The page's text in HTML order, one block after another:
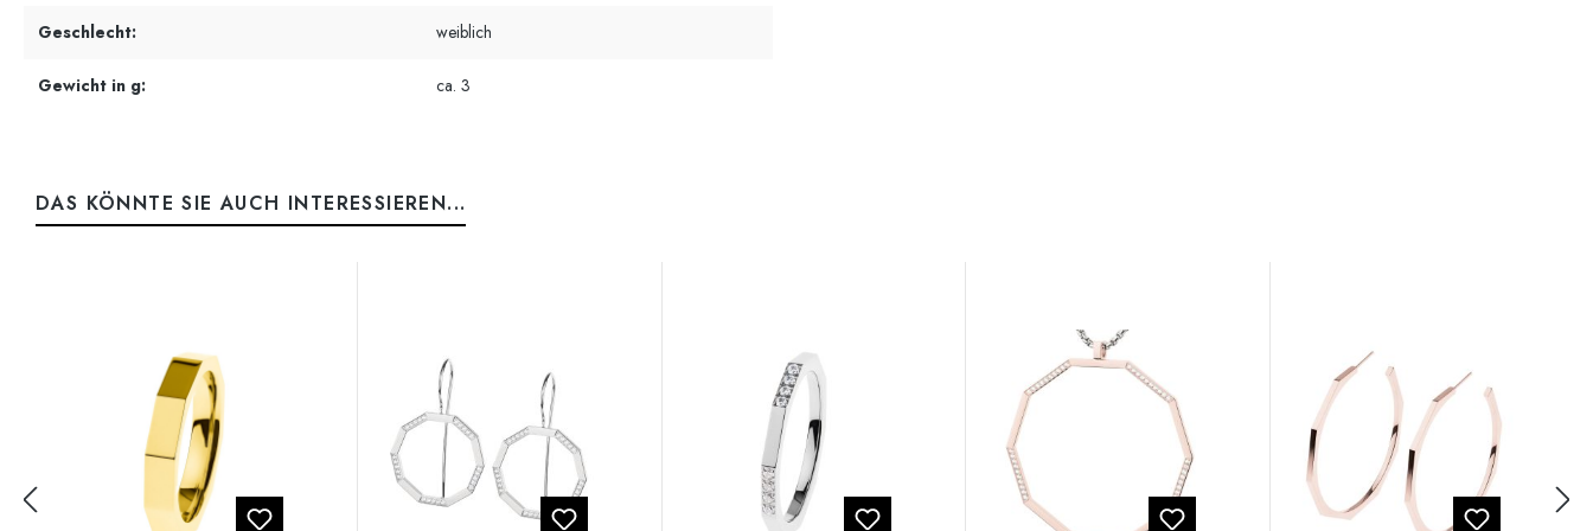
Geschlecht: weiblich
Gewicht in g: ca. 3
DAS KÖNNTE SIE AUCH INTERESSIEREN...